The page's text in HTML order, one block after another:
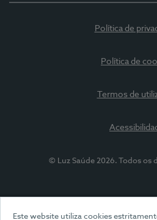
Este website utiliza cookies
Política de
Política de
Termos de
© Luz Saúde 2026. Todos os